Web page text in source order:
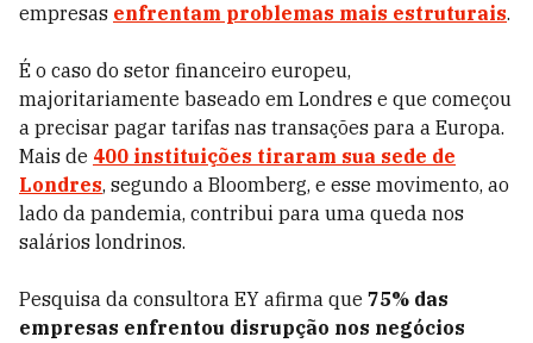
empresas enfrentam problemas mais estruturais.
É o caso do setor financeiro europeu,
majoritariamente baseado em Londres e que começou
a precisar pagar tarifas nas transações para a Europa.
Mais de 400 instituições tiraram sua sede de
Londres, segundo a Bloomberg, e esse movimento, ao
lado da pandemia, contribui para uma queda nos
salários londrinos.
Pesquisa da consultora EY afirma que 75% das
empresas enfrentou disrupção nos negócios